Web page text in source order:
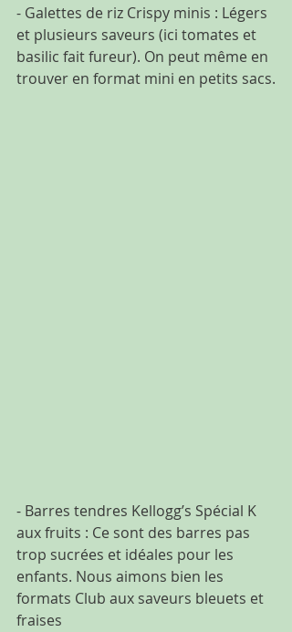
- Galettes de riz Crispy minis : Légers
et plusieurs saveurs (ici tomates et
basilic fait fureur). On peut même en
trouver en format mini en petits sacs.
- Barres tendres Kellogg’s Spécial K
aux fruits : Ce sont des barres pas
trop sucrées et idéales pour les
enfants. Nous aimons bien les
formats Club aux saveurs bleuets et
fraises